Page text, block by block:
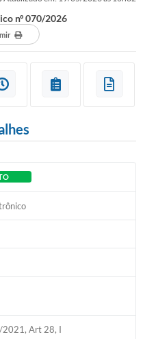
nº 070/2026
2021, Art 28, I